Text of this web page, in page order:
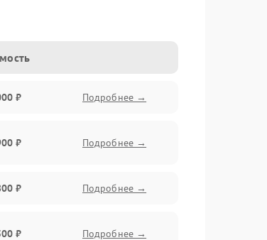
₽ Подробнее →
₽ Подробнее →
₽ Подробнее →
₽ Подробнее →